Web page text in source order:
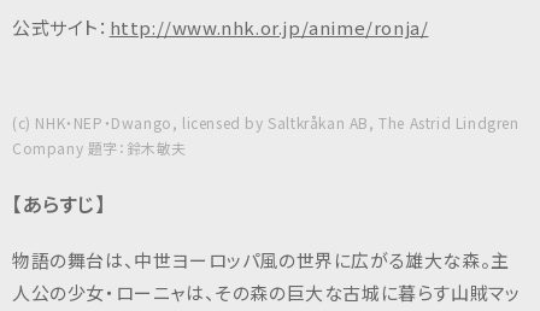
公式サイト： http://www.nhk.or.jp/anime/ronja/
(c) NHK・NEP・Dwango, licensed by Saltkråkan AB, The Astrid Lindgren
Company 題字：鈴木敏夫
【あらすじ】
物語の舞台は、中世ヨーロッパ風の世界に広がる雄大な森。主
人公の少女・ローニャは、その森の巨大な古城に暮らす山賊マッ